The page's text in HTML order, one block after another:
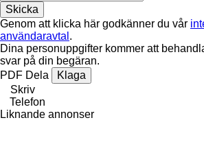
Genom att klicka här godkänner du vår
användaravtal .
Dina personuppgifter kommer att
svar på din begäran.
PDF Dela
Klaga
Skriv
Telefon
Liknande annonser